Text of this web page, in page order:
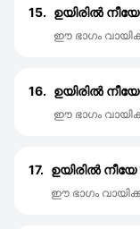
15. ഉയിരിൽ നീയേ
ഈ ഭാഗം
16. ഉയിരിൽ നീയേ
ഈ ഭാഗം
17. ഉയിരിൽ നീയേ
ഈ ഭാഗം